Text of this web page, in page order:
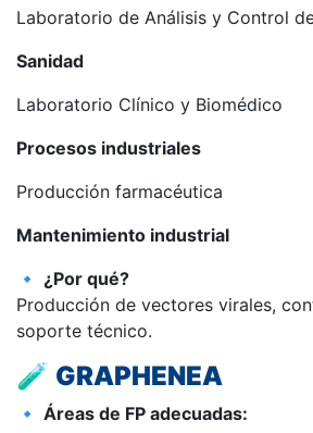
Laboratorio de Análisis y Control
Sanidad
Laboratorio Clínico y Biomédico
Procesos industriales
Producción farmacéutica
Mantenimiento industrial
🔹 ¿Por qué?
Producción de vectores virales,
soporte técnico.
🧪 GRAPHENEA
🔹 Áreas de FP adecuadas: